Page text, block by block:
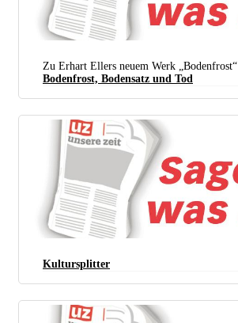
Zu Erhart Ellers neuem Werk „Bodenfrost“
Bodenfrost, Bodensatz und Tod
Kultursplitter